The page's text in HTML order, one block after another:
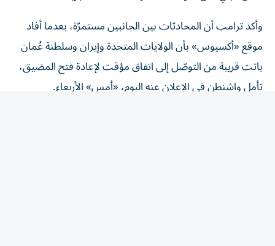
وأكد ترامب أن المحادثات بين الجانبين مستمرّة، بعدما أفاد
موقع «أكسيوس» بأن الولايات المتحدة وإيران وسلطنة عُمان
باتت قريبة من التوصّل إلى اتفاق مؤقت لإعادة فتح المضيق،
تأمل واشنطن في الإعلان عنه اليوم، «أمس» الأربعاء.